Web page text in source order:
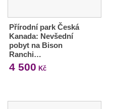
Přírodní park Česká
Kanada: Nevšední
pobyt na Bison
Ranchi…
4 500 Kč